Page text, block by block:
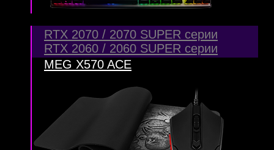
RTX 2070 / 2070 SUPER серии
RTX 2060 / 2060 SUPER серии
MEG X570 ACE